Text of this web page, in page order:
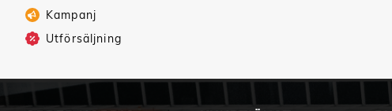
Kampanj
Utförsäljning